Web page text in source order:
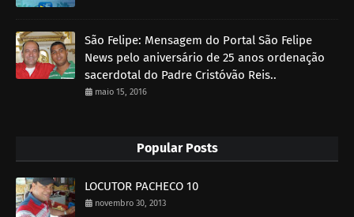
São Felipe: Mensagem do Portal São Felipe
News pelo aniversário de 25 anos ordenação
sacerdotal do Padre Cristóvão Reis..
maio 15, 2016
Popular Posts
LOCUTOR PACHECO 10
novembro 30, 2013